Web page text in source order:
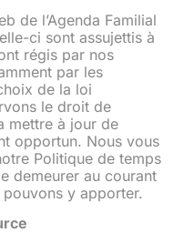
de l’Agenda Familial
ci sont assujettis à
régis par nos
par les
de la loi
le droit de
mettre à jour de
opportun. Nous vous
Politique de temps
demeurer au courant
y apporter.